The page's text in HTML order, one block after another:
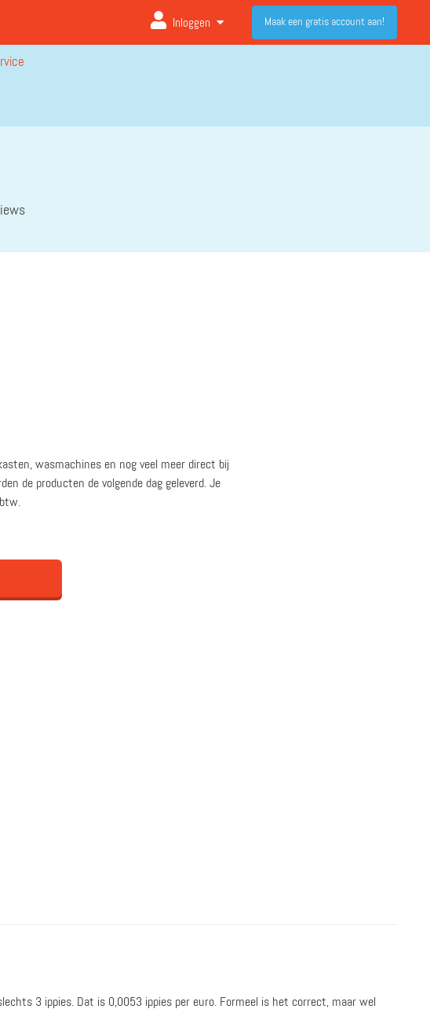
Inloggen Maak een gratis account aan!
wasmachines en nog veel meer direct bij
de producten de volgende dag geleverd. Je
3 ippies. Dat is 0,0053 ippies per euro. Formeel is het correct, maar wel